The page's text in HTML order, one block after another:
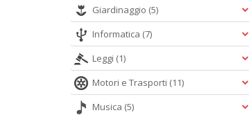
Giardinaggio (5)
Informatica (7)
Leggi (1)
Motori e Trasporti (11)
Musica (5)